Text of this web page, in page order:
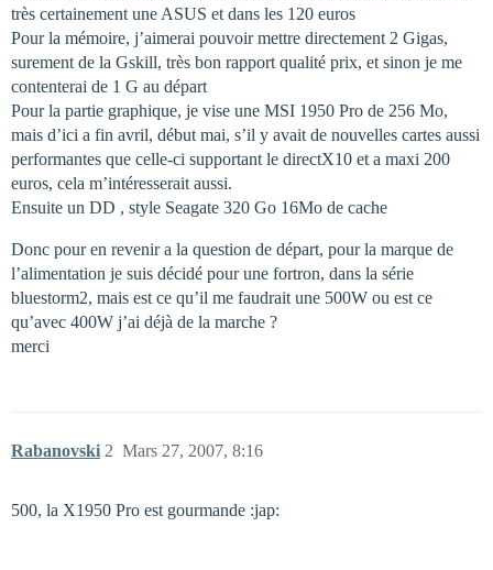
très certainement une ASUS et dans les 120 euros
Pour la mémoire, j’aimerai pouvoir mettre directement 2 Gigas,
surement de la Gskill, très bon rapport qualité prix, et sinon je me
contenterai de 1 G au départ
Pour la partie graphique, je vise une MSI 1950 Pro de 256 Mo,
mais d’ici a fin avril, début mai, s’il y avait de nouvelles cartes aussi
performantes que celle-ci supportant le directX10 et a maxi 200
euros, cela m’intéresserait aussi.
Ensuite un DD , style Seagate 320 Go 16Mo de cache
Donc pour en revenir a la question de départ, pour la marque de
l’alimentation je suis décidé pour une fortron, dans la série
bluestorm2, mais est ce qu’il me faudrait une 500W ou est ce
qu’avec 400W j’ai déjà de la marche ?
merci
Rabanovski Mars 27, 2007, 8:16
2
500, la X1950 Pro est gourmande :jap: